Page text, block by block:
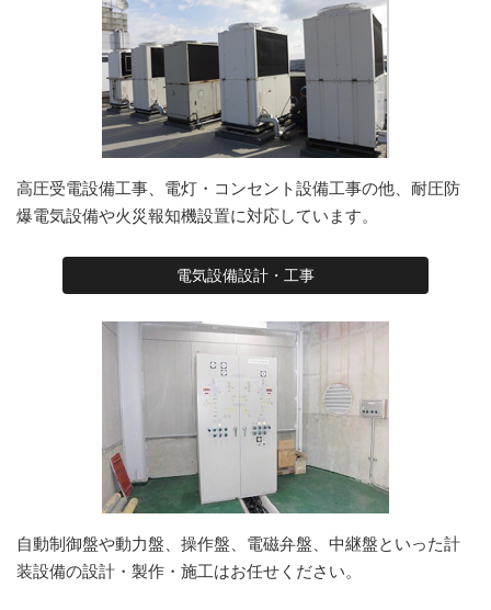
高圧受電設備工事、電灯・コンセント設備工事の他、耐圧防
爆電気設備や火災報知機設置に対応しています。
電気設備設計・工事
自動制御盤や動力盤、操作盤、電磁弁盤、中継盤といった計
装設備の設計・製作・施工はお任せください。